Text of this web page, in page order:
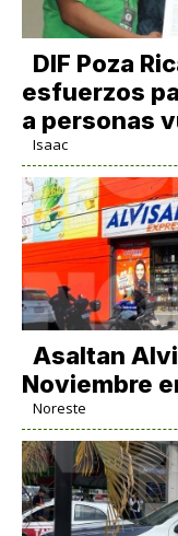
DIF Poza
esfuerzos
a personas
Isaac
Asaltan
Noviembre
Noreste